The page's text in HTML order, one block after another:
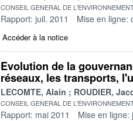
CONSEIL GENERAL DE
Rapport: juil. 2011 Mise en ligne:
Accéder à la notice
Evolution de la
réseaux, les transports,
LECOMTE, Alain ROUDIER,
CONSEIL GENERAL DE
Rapport: mai 2011 Mise en ligne: